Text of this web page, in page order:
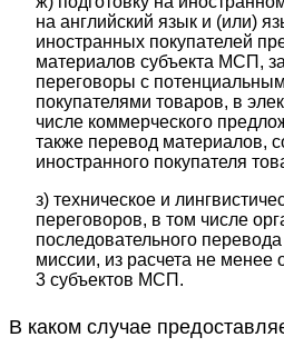
на английский язык и (или)
иностранных покупателей
материалов субъекта МСП,
переговоры с
покупателями товаров, в
числе коммерческого
также перевод материалов,
иностранного покупателя
з) техническое и
переговоров, в том числе
последовательного
миссии, из расчета не менее
3 субъектов МСП.
В каком случае